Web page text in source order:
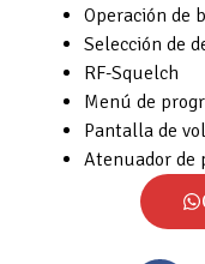
Operación de
Selección de
RF-Squelch
Menú de
Pantalla de
Atenuador de